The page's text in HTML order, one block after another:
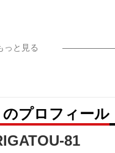
っと見る
プロフィール
81